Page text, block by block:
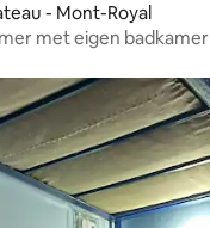
- Mont-Royal
met eigen badkamer